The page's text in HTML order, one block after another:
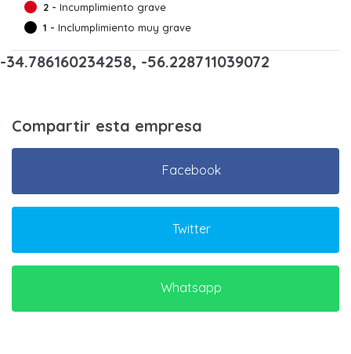
2 - Incumplimiento grave
1 - Inclumplimiento muy grave
-34.786160234258, -56.228711039072
Compartir esta empresa
Facebook
Twitter
Whatsapp